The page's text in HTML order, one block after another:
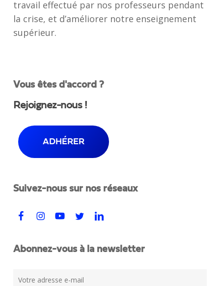
travail effectué par nos professeurs pendant
la crise, et d’améliorer notre enseignement
supérieur.
Vous êtes d'accord ?
Rejoignez-nous !
ADHÉRER
Suivez-nous sur nos réseaux
Abonnez-vous à la newsletter